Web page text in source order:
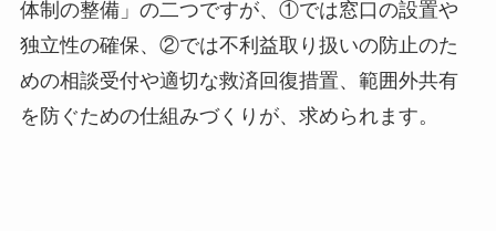
体制の整備」の二つですが、①では窓口の設置や
独立性の確保、②では不利益取り扱いの防止のた
めの相談受付や適切な救済回復措置、範囲外共有
を防ぐための仕組みづくりが、求められます。